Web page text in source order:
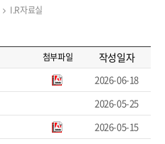
I.R자료실
첨부파일 작성일자
2026-06-18
2026-05-25
2026-05-15